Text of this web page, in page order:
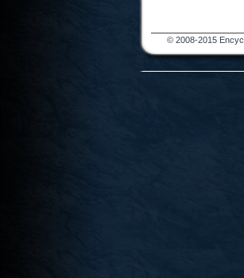
© 2008-2015